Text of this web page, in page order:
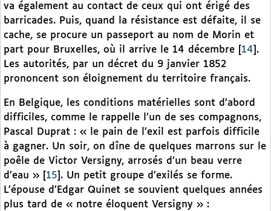
va également au contact de ceux qui ont érigé des
barricades. Puis, quand la résistance est défaite, il se
cache, se procure un passeport au nom de Morin et
part pour Bruxelles, où il arrive le 14 décembre
14 .
Les autorités, par un décret du 9 janvier 1852
prononcent son éloignement du territoire français.
En Belgique, les conditions matérielles sont d’abord
difficiles, comme le rappelle l’un de ses compagnons,
Pascal Duprat : « le pain de l’exil est parfois difficile
à gagner. Un soir, on dîne de quelques marrons sur le
poêle de Victor Versigny, arrosés d’un beau verre
d’eau »
15 . Un petit groupe d’exilés se forme.
L’épouse d’Edgar Quinet se souvient quelques années
plus tard de « notre éloquent Versigny » :